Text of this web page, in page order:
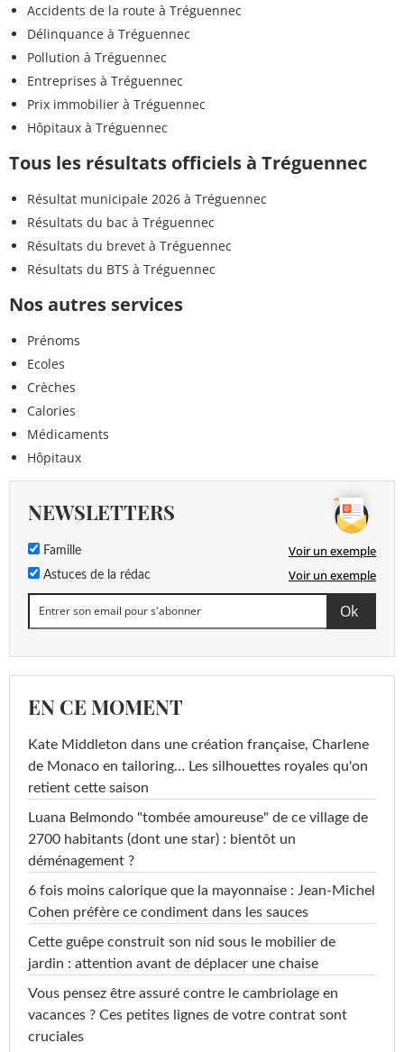
Accidents de la route à Tréguennec
Délinquance à Tréguennec
Pollution à Tréguennec
Entreprises à Tréguennec
Prix immobilier à Tréguennec
Hôpitaux à Tréguennec
Tous les résultats officiels à Tréguennec
Résultat municipale 2026 à Tréguennec
Résultats du bac à Tréguennec
Résultats du brevet à Tréguennec
Résultats du BTS à Tréguennec
Nos autres services
Prénoms
Ecoles
Crèches
Calories
Médicaments
Hôpitaux
NEWSLETTERS
Famille Voir un exemple
Astuces de la rédac Voir un exemple
EN CE MOMENT
Kate Middleton dans une création française, Charlene
de Monaco en tailoring… Les silhouettes royales qu'on
retient cette saison
Luana Belmondo "tombée amoureuse" de ce village de
2700 habitants (dont une star) : bientôt un
déménagement ?
6 fois moins calorique que la mayonnaise : Jean-Michel
Cohen préfère ce condiment dans les sauces
Cette guêpe construit son nid sous le mobilier de
jardin : attention avant de déplacer une chaise
Vous pensez être assuré contre le cambriolage en
vacances ? Ces petites lignes de votre contrat sont
cruciales